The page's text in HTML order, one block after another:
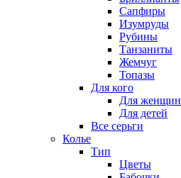
Сапфиры
Изумруды
Рубины
Танзаниты
Жемчуг
Топазы
Для кого
Для женщин
Для детей
Все серьги
Колье
Тип
Цветы